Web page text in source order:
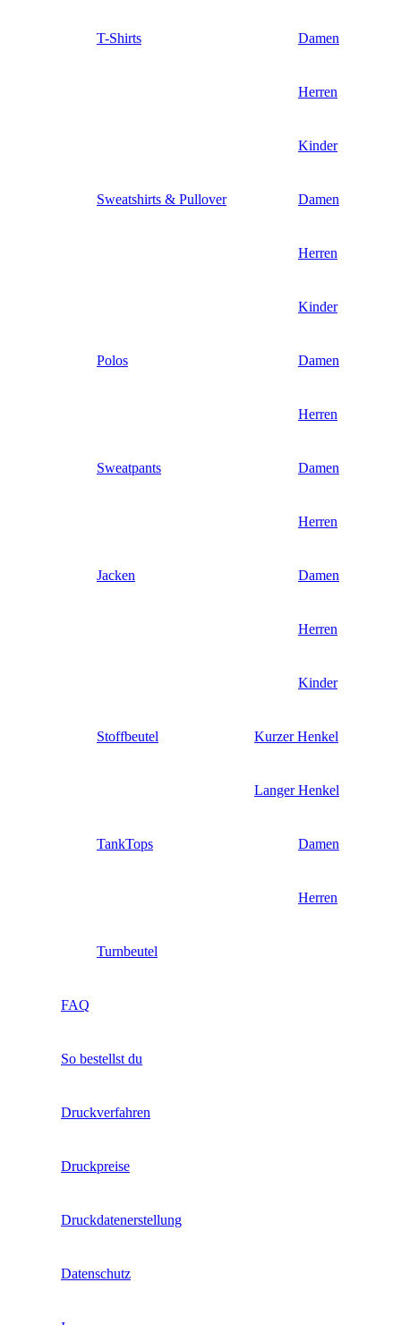
T-Shirts Damen
Herren
Kinder
Sweatshirts & Pullover Damen
Herren
Kinder
Polos Damen
Herren
Sweatpants Damen
Herren
Jacken Damen
Herren
Kinder
Stoffbeutel Kurzer Henkel
Langer Henkel
TankTops Damen
Herren
Turnbeutel
FAQ
So bestellst du
Druckverfahren
Druckpreise
Druckdatenerstellung
Datenschutz